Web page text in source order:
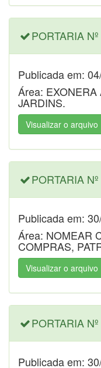
PORTARIA
Publicada em:
Área:
JARDINS.
Visualizar o arquivo
PORTARIA
Publicada em:
Área: NOMEAR
COMPRAS,
Visualizar o arquivo
PORTARIA
Publicada em: